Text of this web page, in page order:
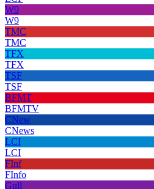
W9
W9
TMC
TMC
TFX
TFX
TSF
TSF
BFMT
BFMTV
CNew
CNews
LCI
LCI
FInf
FInfo
Gull